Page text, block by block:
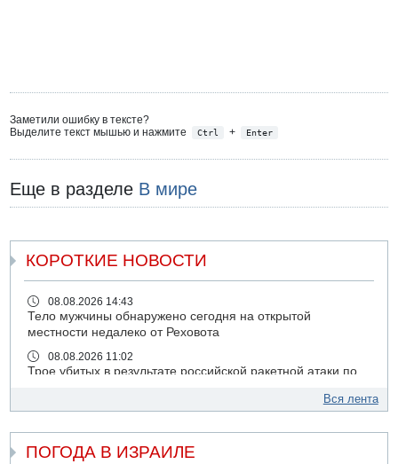
Заметили ошибку в тексте?
Выделите текст мышью и нажмите
Ctrl + Enter
Еще в разделе В мире
КОРОТКИЕ НОВОСТИ
08.08.2026 14:43
Тело мужчины обнаружено сегодня на открытой
местности недалеко от Реховота
08.08.2026 11:02
Трое убитых в результате российской ракетной атаки по
07.08.2026 20:43
07.08.2026 20:41
Вся лента
ПОГОДА В ИЗРАИЛЕ